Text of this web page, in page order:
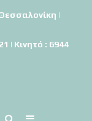
|
| Κινητό : 6944